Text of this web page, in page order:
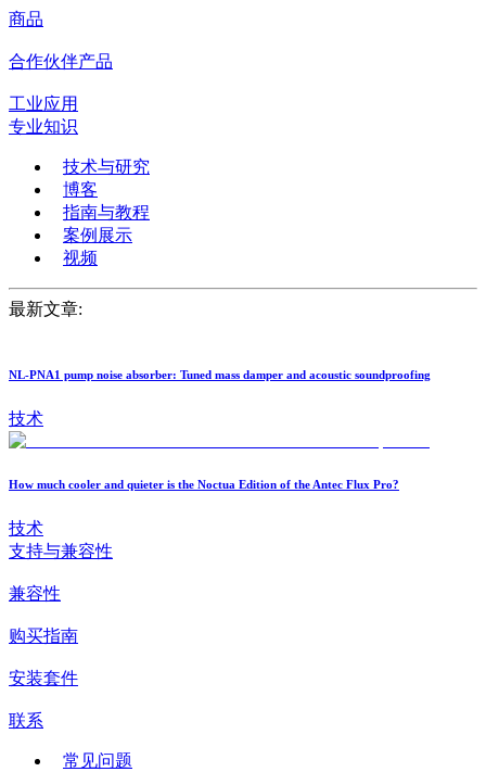
商品
合作伙伴产品
工业应用
专业知识
技术与研究
博客
指南与教程
案例展示
视频
最新文章:
NL-PNA1 pump noise absorber: Tuned mass damper and acoustic soundproofing
技术
How much cooler and quieter is the Noctua Edition of the Antec Flux Pro?
技术
支持与兼容性
兼容性
购买指南
安装套件
联系
常见问题